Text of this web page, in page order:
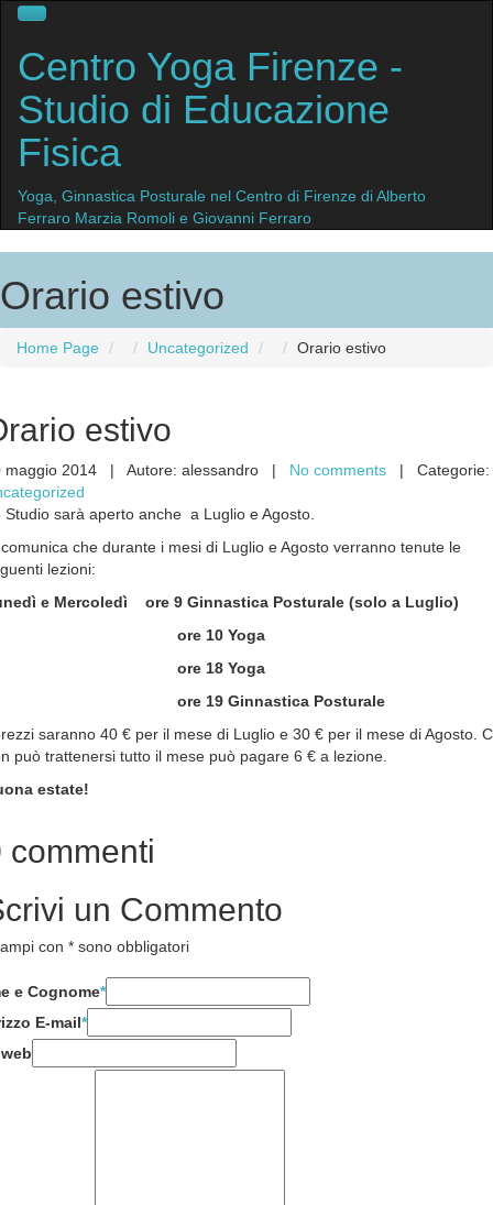
Centro Yoga Firenze -
Studio di Educazione
Fisica
Yoga, Ginnastica Posturale nel Centro di Firenze di Alberto
Ferraro Marzia Romoli e Giovanni Ferraro
Orario estivo
Home Page Uncategorized Orario estivo
estivo
maggio 2014 | Autore: alessandro | No comments | Categorie:
Studio sarà aperto anche a Luglio e Agosto.
che durante i mesi di Luglio e Agosto verranno tenute le
lezioni:
e Mercoledì ore 9 Ginnastica Posturale (solo a Luglio)
10 Yoga
18 Yoga
19 Ginnastica Posturale
saranno 40 € per il mese di Luglio e 30 € per il mese di Agosto.
può trattenersi tutto il mese può pagare 6 € a lezione.
estate!
commenti
un Commento
con * sono obbligatori
e Cognome*
E-mail*